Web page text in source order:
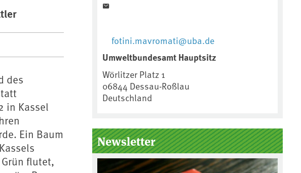
des
in Kassel
Ein Baum
flutet,
fotini.mavromati@uba.de
Umweltbundesamt Hauptsitz
Wörlitzer Platz 1
06844 Dessau-Roßlau
Deutschland
Newsletter